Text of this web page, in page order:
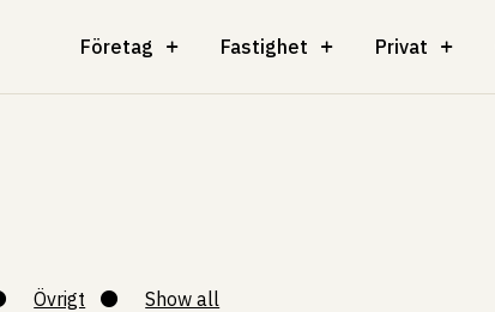
Företag Fastighet Privat
Övrigt Show all